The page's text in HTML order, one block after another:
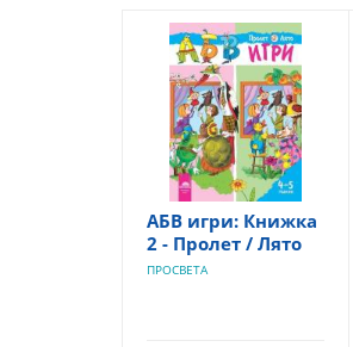
АБВ игри: Книжка
2 - Пролет / Лято
ПРОСВЕТА